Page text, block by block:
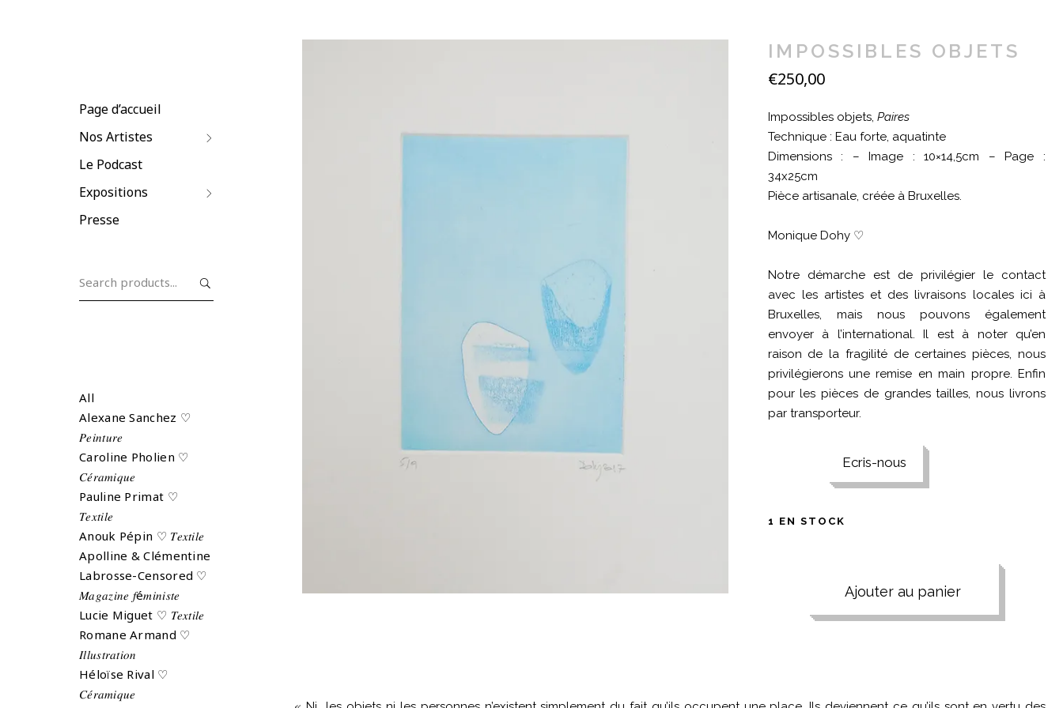
Page d’accueil
Nos Artistes
Le Podcast
Expositions
Presse
All
Alexane Sanchez ♡
𝑃𝑒𝑖𝑛𝑡𝑢𝑟𝑒
Caroline Pholien ♡
𝐶𝑒́𝑟𝑎𝑚𝑖𝑞𝑢𝑒
Pauline Primat ♡
𝑇𝑒𝑥𝑡𝑖𝑙𝑒
Anouk Pépin ♡ 𝑇𝑒𝑥𝑡𝑖𝑙𝑒
Apolline & Clémentine
Labrosse-Censored ♡
𝑀𝑎𝑔𝑎𝑧𝑖𝑛𝑒 𝑓é𝑚𝑖𝑛𝑖𝑠𝑡𝑒
Lucie Miguet ♡ 𝑇𝑒𝑥𝑡𝑖𝑙𝑒
Romane Armand ♡
𝐼𝑙𝑙𝑢𝑠𝑡𝑟𝑎𝑡𝑖𝑜𝑛
Héloïse Rival ♡
𝐶𝑒́𝑟𝑎𝑚𝑖𝑞𝑢𝑒
IMPOSSIBLES OBJETS
€250,00
Impossibles objets, Paires
Technique : Eau forte, aquatinte
Dimensions : – Image : 10×14,5cm – Page :
34x25cm
Pièce artisanale, créée à Bruxelles.
Monique Dohy ♡
Notre démarche est de privilégier le contact
avec les artistes et des livraisons locales ici à
Bruxelles, mais nous pouvons également
envoyer à l’international. Il est à noter qu’en
raison de la fragilité de certaines pièces, nous
privilégierons une remise en main propre. Enfin
pour les pièces de grandes tailles, nous livrons
par transporteur.
Ecris-nous
1 EN STOCK
Ajouter au panier